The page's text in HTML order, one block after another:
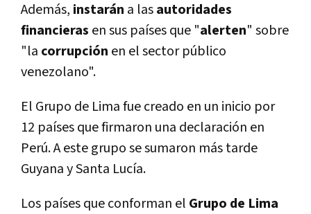
Además, instarán a lasautoridades
financieras en sus paí­ses que "alerten" sobre
"la corrupción en el sector público
venezolano".
El Grupo de Lima fue creado en un inicio por
12 paí­ses que firmaron una declaración en
Perú. A este grupo se sumaron más tarde
Guyana y Santa Lucí­a.
Los paí­ses que conforman el Grupo de Lima